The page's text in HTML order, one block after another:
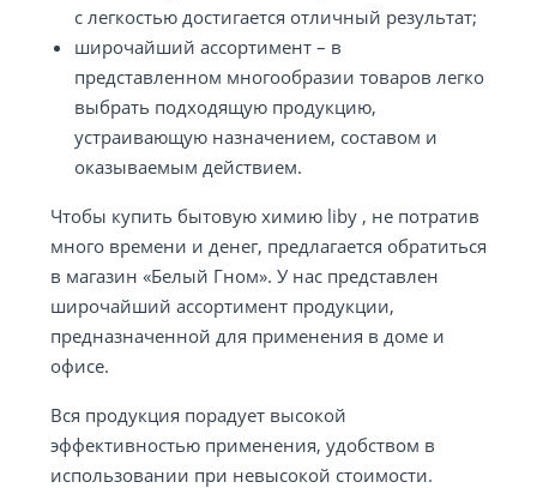
с легкостью достигается отличный результат;
широчайший ассортимент – в
представленном многообразии товаров легко
выбрать подходящую продукцию,
устраивающую назначением, составом и
оказываемым действием.
Чтобы купить бытовую химию liby , не потратив
много времени и денег, предлагается обратиться
в магазин «Белый Гном». У нас представлен
широчайший ассортимент продукции,
предназначенной для применения в доме и
офисе.
Вся продукция порадует высокой
эффективностью применения, удобством в
использовании при невысокой стоимости.